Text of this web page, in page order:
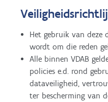
Het gebruik van deze
wordt om die reden
Alle binnen VDAB
policies e.d. rond
dataveiligheid,
ter bescherming van